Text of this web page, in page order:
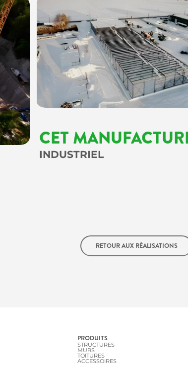
CET
INDUSTRIEL
RETOUR AUX RÉALISATIONS
PRODUITS
STRUCTURES
MURS
TOITURES
ACCESSOIRES